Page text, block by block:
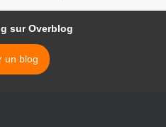
sur Overblog
un blog